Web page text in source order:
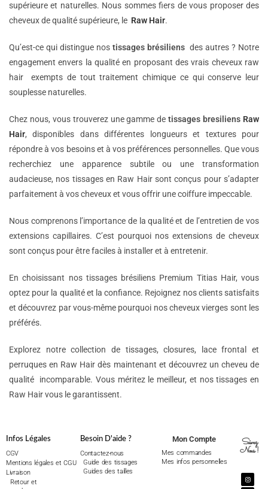
supérieure et naturelles. Nous sommes fiers de vous proposer des
cheveux de qualité supérieure, le Raw Hair.
Qu’est-ce qui distingue nos tissages brésiliens des autres ? Notre
engagement envers la qualité en proposant des vrais cheveux raw
hair exempts de tout traitement chimique ce qui conserve leur
souplesse naturelles.
Chez nous, vous trouverez une gamme detissages bresiliens Raw
Hair, disponibles dans différentes longueurs et textures pour
répondre à vos besoins et à vos préférences personnelles. Que vous
recherchiez une apparence subtile ou une transformation
audacieuse, nos tissages en Raw Hair sont conçus pour s’adapter
parfaitement à vos cheveux et vous offrir une coiffure impeccable.
Nous comprenons l’importance de la qualité et de l’entretien de vos
extensions capillaires. C’est pourquoi nos extensions de cheveux
sont conçus pour être faciles à installer et à entretenir.
En choisissant nos tissages brésiliens Premium Titias Hair, vous
optez pour la qualité et la confiance. Rejoignez nos clients satisfaits
et découvrez par vous-même pourquoi nos cheveux vierges sont les
préférés.
Explorez notre collection de tissages, closures, lace frontal et
perruques en Raw Hair dès maintenant et découvrez un cheveu de
qualité incomparable. Vous méritez le meilleur, et nos tissages en
Raw Hair vous le garantissent.
Infos Légales
CGV
Mentions légales et CGU
Livraison
Retour et
Besoin D'aide ?
Contactez-nous
Guide des tissages
Guides des tailles
Mon Compte
Mes commandes
Mes infos personnelles
Suivez
Nous !